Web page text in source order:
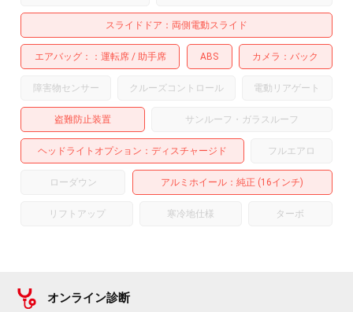
スライドドア 両側電動スライド
エアバッグ： 運転席 助手席 ABS カメラ バック
障害物センサー クルーズコントロール 電動リアゲート
盗難防止装置 サンルーフ・ガラスルーフ
ヘッドライトオプション ディスチャージド フルエアロ
ローダウン アルミホイール ：純正 (16インチ)
リフトアップ 寒冷地仕様 ターボ
オンライン診断